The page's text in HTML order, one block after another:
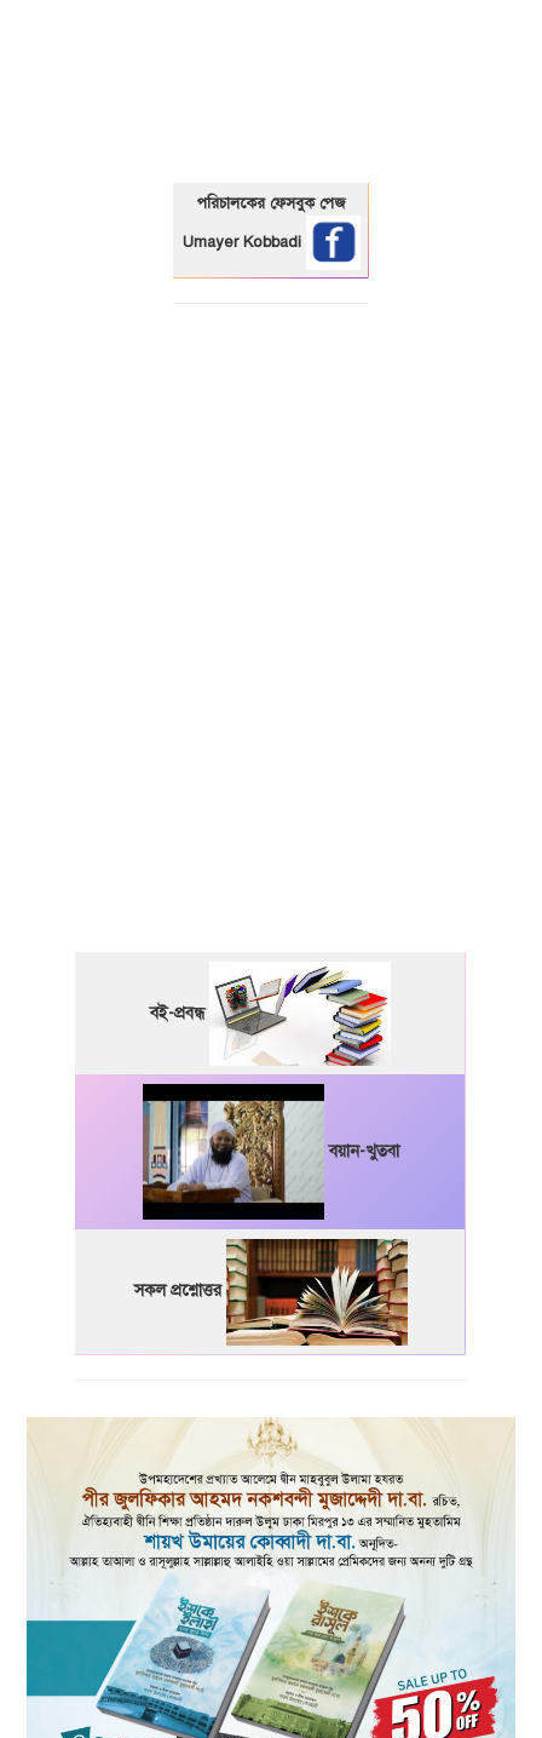
পরিচালকের ফেসবুক পেজ
Umayer Kobbadi
বই-প্রবন্ধ
বয়ান-খুতবা
সকল প্রশ্নোত্তর